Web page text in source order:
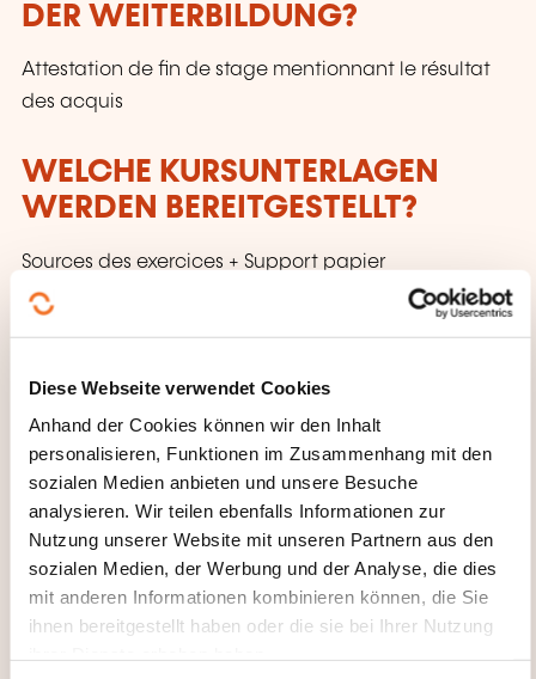
Diese Webseite verwendet Cookies
Anhand der Cookies können wir den Inhalt
personalisieren, Funktionen im Zusammenhang mit den
sozialen Medien anbieten und unsere Besuche
analysieren. Wir teilen ebenfalls Informationen zur
Nutzung unserer Website mit unseren Partnern aus den
sozialen Medien, der Werbung und der Analyse, die dies
mit anderen Informationen kombinieren können, die Sie
ihnen bereitgestellt haben oder die sie bei Ihrer Nutzung
DER WEITERBILDUNG?
Attestation de fin de stage mentionnant le résultat
des acquis
WELCHE KURSUNTERLAGEN
WERDEN BEREITGESTELLT?
Sources des exercices + Support papier
Wie kann ich das
Weiterbildungsinstitut
kontaktieren?
Dawan - Service commercial
commercial@dawan.fr